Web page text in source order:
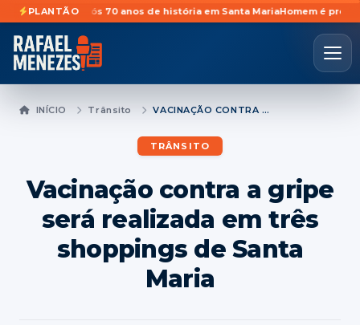
PLANTÃO
após 70 anos de história em Santa MariaHomem é preso
INÍCIO Trânsito VACINAÇÃO CONTRA A GRIPE SERÁ REALIZADA EM TRÊS SHOPPINGS DE SANTA MARIA
TRÂNSITO
Vacinação contra a gripe
será realizada em três
shoppings de Santa
Maria